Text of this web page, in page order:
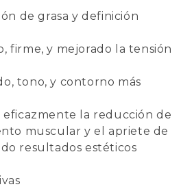
de grasa y definición
firme, y mejorado la tensión
tono, y contorno más
eficazmente la reducción de
muscular y el apriete de
resultados estéticos